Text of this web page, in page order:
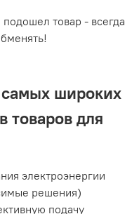
товар - всегда
широких
товаров для
электроэнергии
решения)
подачу